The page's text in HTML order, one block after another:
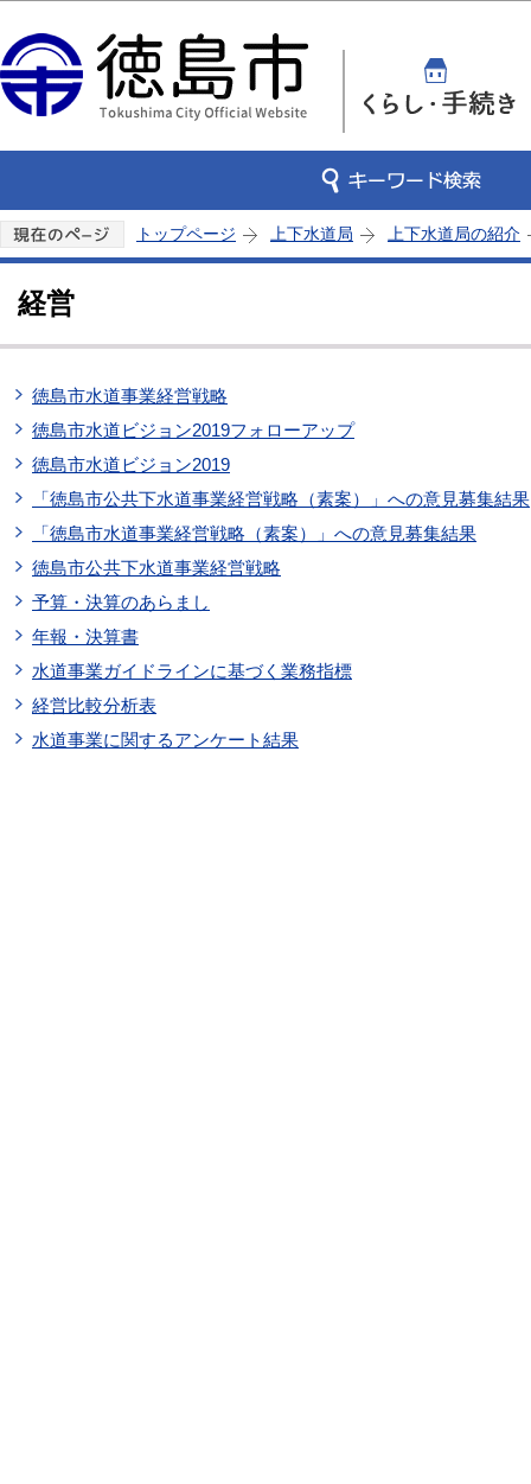
トップページ 上下水道局 上下水道局の紹介
経営
徳島市水道事業経営戦略
徳島市水道ビジョン2019フォローアップ
徳島市水道ビジョン2019
「徳島市公共下水道事業経営戦略（素案）」への意見募集結果
「徳島市水道事業経営戦略（素案）」への意見募集結果
徳島市公共下水道事業経営戦略
予算・決算のあらまし
年報・決算書
水道事業ガイドラインに基づく業務指標
経営比較分析表
水道事業に関するアンケート結果